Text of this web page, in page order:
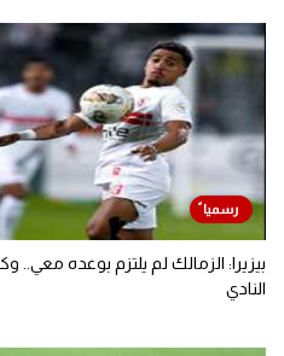
بيزيرا: الزمالك لم يلتزم بوعده
النادي